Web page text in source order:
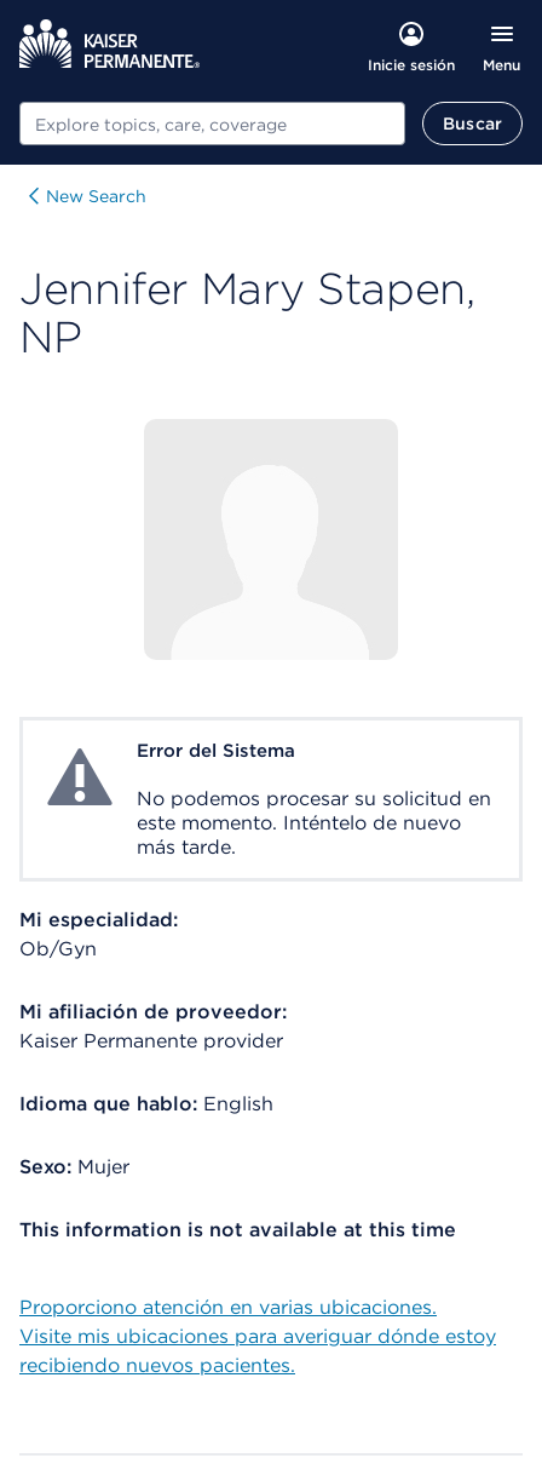
Inicie sesión Menu
Buscar Buscar
New Search
Jennifer Mary Stapen,
NP
System ErrorError del Sistema
No podemos procesar su solicitud en
este momento. Inténtelo de nuevo
más tarde.
Mi especialidad:
Ob/Gyn
Mi afiliación de proveedor:
Kaiser Permanente provider
Idioma que hablo: English
Sexo: Mujer
This information is not available at this time
Proporciono atención en varias ubicaciones.
Visite mis ubicaciones para averiguar dónde estoy
recibiendo nuevos pacientes.